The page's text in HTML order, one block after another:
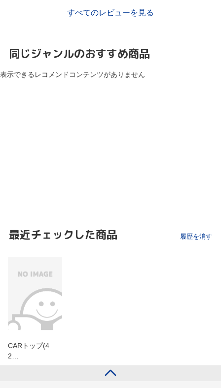
すべてのレビューを見る
同じジャンルのおすすめ商品
表示できるレコメンドコンテンツがありません
最近チェックした商品 履歴を消す
CARトップ(4
2…